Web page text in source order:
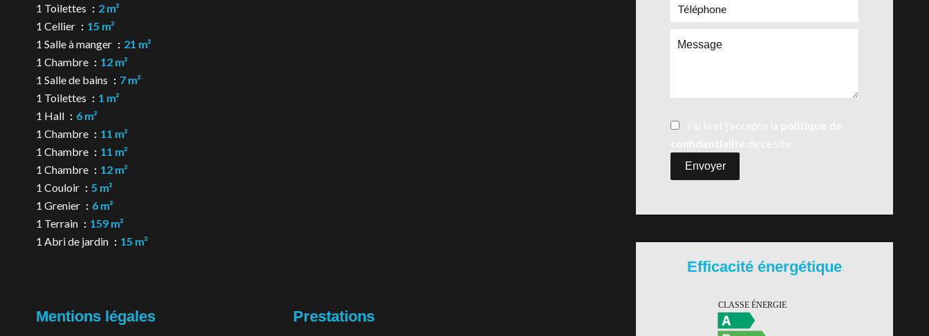
1 Toilettes
2 m²
1 Cellier
15 m²
1 Salle à manger
21 m²
1 Chambre
12 m²
1 Salle de bains
7 m²
1 Toilettes
1 m²
1 Hall
6 m²
1 Chambre
11 m²
1 Chambre
11 m²
1 Chambre
12 m²
1 Couloir
5 m²
1 Grenier
6 m²
1 Terrain
159 m²
1 Abri de jardin
15 m²
Mentions légales Prestations
Envoyer
Efficacité énergétique